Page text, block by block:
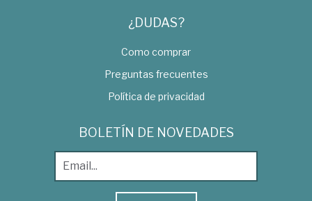
¿DUDAS?
Como comprar
Preguntas frecuentes
Política de privacidad
BOLETÍN DE NOVEDADES